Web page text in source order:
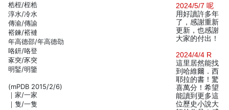
梏桎/桎梏
淳水/冷水
傳渝/傳諭
褡鍊/褡褳
年高德邵/年高德劭
咯鈃/咯登
豖突/豕突
明鋻/明鑒
(mPDB 2015/2/6)
｜家/一家
｜隻/一隻
2024/5/7 呢
用好讀許多年
了，感謝重新
更新，也感謝
大家的付出！
2024/4/4 R
這里居然能找
到哈維爾．西
耶拉的書！驚
喜萬分！希望
能讀到更多這
位歷史小說大